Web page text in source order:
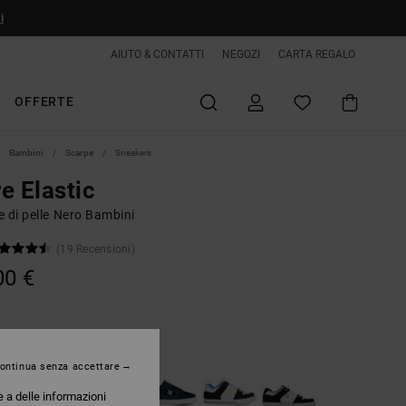
AIUTO & CONTATTI NEGOZI CARTA REGALO
OFFERTE
Bambini Scarpe Sneakers
Elastic
di pelle Nero Bambini
(19 Recensioni)
€
a delle informazioni
senza accettare